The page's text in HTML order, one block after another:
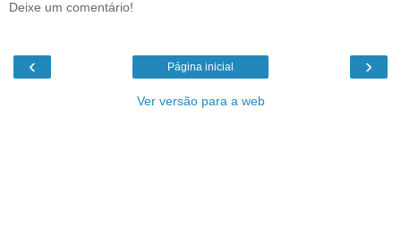
Deixe um comentário!
‹ ›
Página inicial
Ver versão para a web